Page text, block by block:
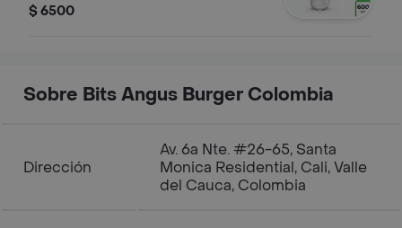
$ 6500
Sobre Bits Angus Burger Colombia
Dirección
Av. 6a Nte. #26-65, Santa
Monica Residential, Cali, Valle
del Cauca, Colombia